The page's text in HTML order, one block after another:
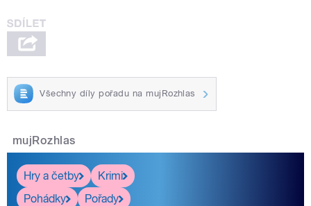
Všechny díly pořadu na mujRozhlas
mujRozhlas
Hry a četby
Krimi
Pohádky
Pořady